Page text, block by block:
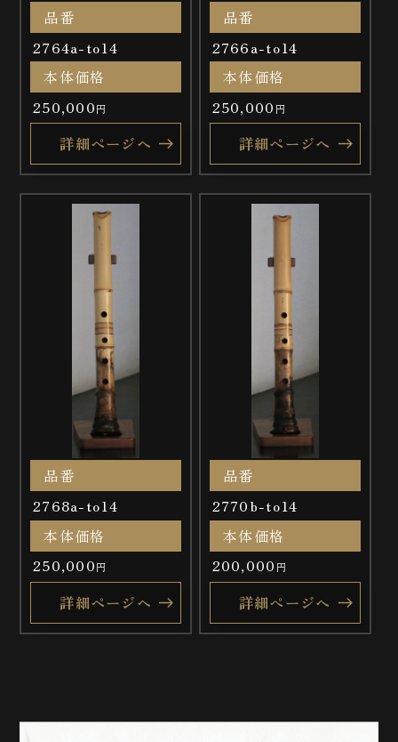
品番
2764a-to14
本体価格
250,000円
詳細ページへ
品番
2766a-to14
本体価格
250,000 円
詳細ページへ
品番
2768a-to14
本体価格
250,000円
詳細ページへ
品番
2770b-to14
本体価格
200,000 円
詳細ページへ